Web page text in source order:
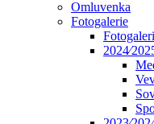
Omluvenka
Fotogalerie